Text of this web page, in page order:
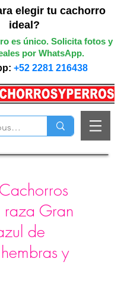
elegir tu cachorro
ideal?
es único. Solicita fotos y
por WhatsApp.
+52 2281 216438
raza Gran
de
y